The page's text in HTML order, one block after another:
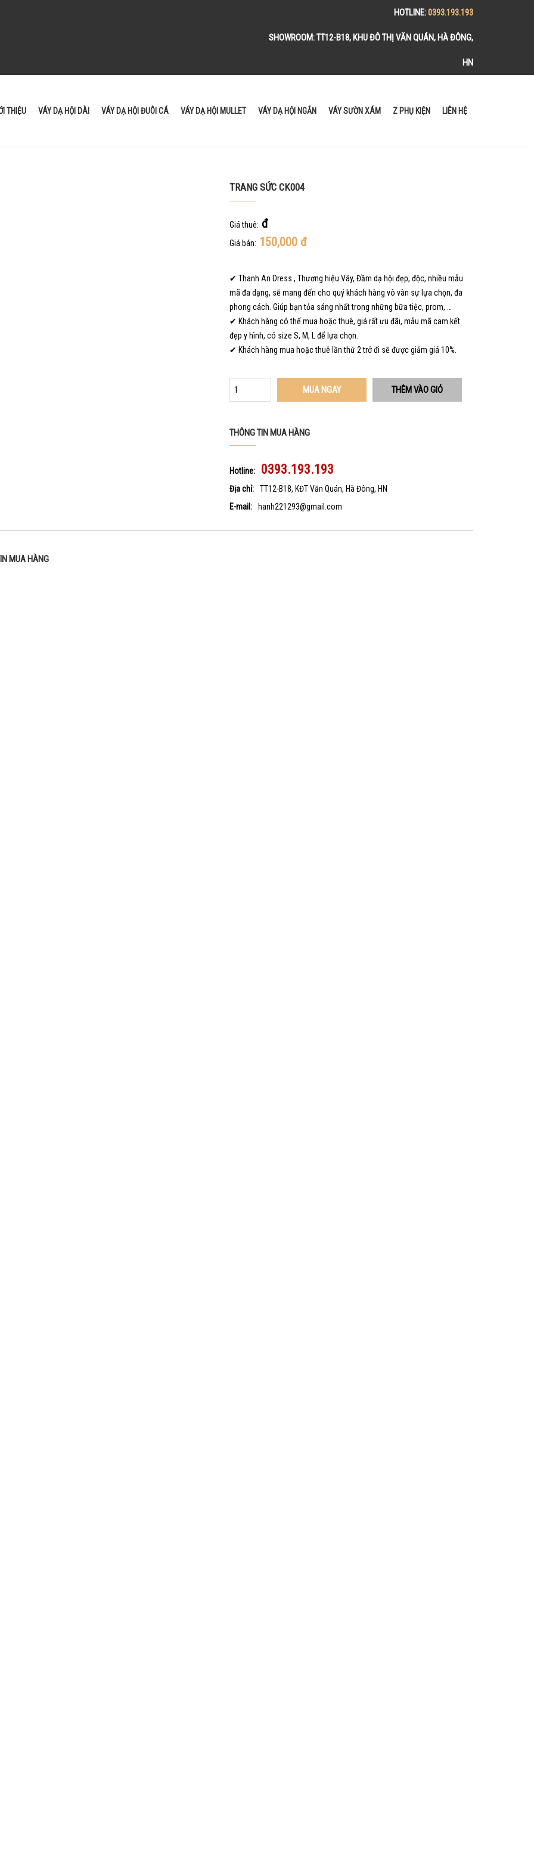
HOTLINE:0393.193.193
SHOWROOM:TT12-B18, KHU ĐÔ THỊ VĂN QUÁN, HÀ ĐÔNG,
HN
THIỆU VÁY DẠ HỘI DÀI VÁY DẠ HỘI ĐUÔI CÁ VÁY DẠ HỘI MULLET VÁY DẠ HỘI NGẮN VÁY SƯỜN XÁM Z PHỤ KIỆN LIÊN HỆ
TRANG SỨC CK004
Giá thuê: đ
Giá bán: 150,000 đ
✔ Thanh An Dress , Thương hiệu Váy, Đầm dạ hội đẹp, độc, nhiều mẫu
mã đa dạng, sẽ mang đến cho quý khách hàng vô vàn sự lựa chọn, đa
phong cách. Giúp bạn tỏa sáng nhất trong những bữa tiệc, prom, …
✔ Khách hàng có thể mua hoặc thuê, giá rất ưu đãi, mẫu mã cam kết
đẹp y hình, có size S, M, L để lựa chọn.
✔ Khách hàng mua hoặc thuê lần thứ 2 trở đi sẽ được giảm giá 10%.
MUA NGAY
THÔNG TIN MUA HÀNG
Hotline: 0393.193.193
Địa chỉ:
TT12-B18, KĐT Văn Quán, Hà Đông, HN
E-mail:
hanh221293@gmail.com
MUA HÀNG